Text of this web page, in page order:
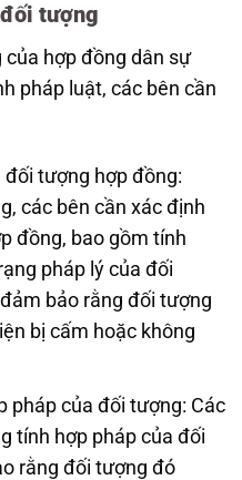
tượng
hợp đồng dân sự
pháp luật, các bên cần
đối tượng hợp đồng:
các bên cần xác định
đồng, bao gồm tính
pháp lý của đối
bảo rằng đối tượng
bị cấm hoặc không
pháp của đối tượng: Các
tính hợp pháp của đối
rằng đối tượng đó